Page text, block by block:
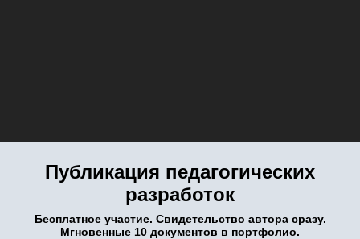
Публикация педагогических
разработок
Бесплатное участие. Свидетельство автора сразу.
Мгновенные 10 документов в портфолио.